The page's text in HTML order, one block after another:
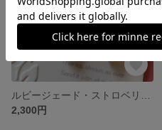
2,300円